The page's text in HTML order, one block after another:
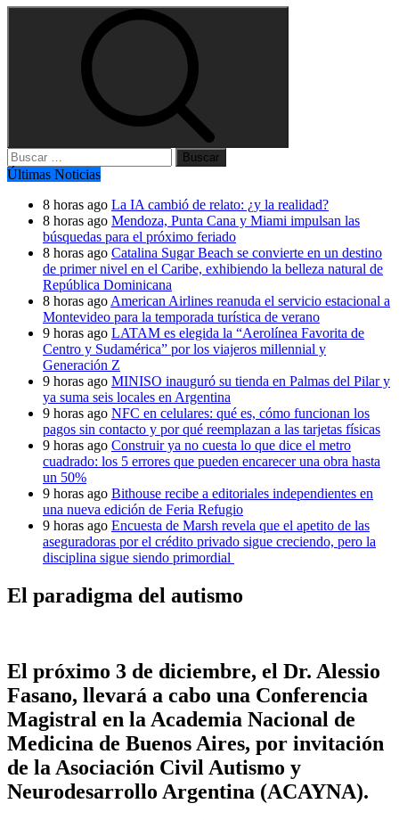
Buscar:
Últimas Noticias
8 horas ago La IA cambió de relato: ¿y la realidad?
8 horas ago Mendoza, Punta Cana y Miami impulsan las
búsquedas para el próximo feriado
8 horas ago Catalina Sugar Beach se convierte en un destino
de primer nivel en el Caribe, exhibiendo la belleza natural de
República Dominicana
8 horas ago American Airlines reanuda el servicio estacional a
Montevideo para la temporada turística de verano
9 horas ago LATAM es elegida la “Aerolínea Favorita de
Centro y Sudamérica” por los viajeros millennial y
Generación Z
9 horas ago MINISO inauguró su tienda en Palmas del Pilar y
ya suma seis locales en Argentina
9 horas ago NFC en celulares: qué es, cómo funcionan los
pagos sin contacto y por qué reemplazan a las tarjetas físicas
9 horas ago Construir ya no cuesta lo que dice el metro
cuadrado: los 5 errores que pueden encarecer una obra hasta
un 50%
9 horas ago Bithouse recibe a editoriales independientes en
una nueva edición de Feria Refugio
9 horas ago Encuesta de Marsh revela que el apetito de las
aseguradoras por el crédito privado sigue creciendo, pero la
disciplina sigue siendo primordial
El paradigma del autismo
El próximo 3 de diciembre, el Dr. Alessio
Fasano, llevará a cabo una Conferencia
Magistral en la Academia Nacional de
Medicina de Buenos Aires, por invitación
de la Asociación Civil Autismo y
Neurodesarrollo Argentina (ACAYNA).